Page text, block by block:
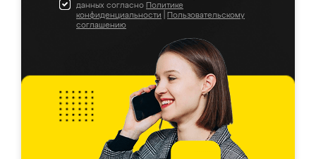
данных согласно Политике
конфиденциальности
Пользовательскому
соглашению